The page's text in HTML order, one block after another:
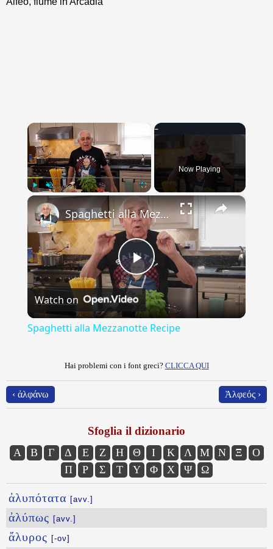
Unmute
Now Playing
×
Play
Video
Spaghetti alla Mezzanotte Recipe
Watch on
Spaghetti alla Mezzanotte Recipe
Hai problemi con i font greci? CLICCA QUI
‹ ἀλφάνω Ἀλφεός ›
Sfoglia il dizionario
Α Β Γ Δ Ε Ζ Η Θ Ι Κ Λ Μ Ν Ξ
Ο
Π
Ρ Σ Τ Υ Φ Χ Ψ Ω
ἀλυπότατα [avv.]
ἀλύπως [avv.]
ἄλυρος [-ον]